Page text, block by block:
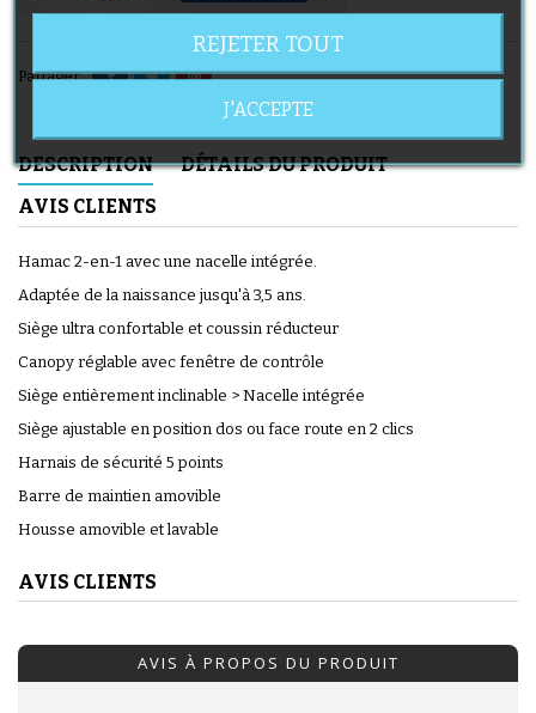
Partager
DESCRIPTION
DÉTAILS DU PRODUIT
AVIS CLIENTS
Hamac 2-en-1 avec une nacelle intégrée.
Adaptée de la naissance jusqu'à 3,5 ans.
Siège ultra confortable et coussin réducteur
Canopy réglable avec fenêtre de contrôle
Siège entièrement inclinable > Nacelle intégrée
Siège ajustable en position dos ou face route en 2 clics
Harnais de sécurité 5 points
Barre de maintien amovible
Housse amovible et lavable
AVIS CLIENTS
AVIS À PROPOS DU PRODUIT
REJETER TOUT
J'ACCEPTE